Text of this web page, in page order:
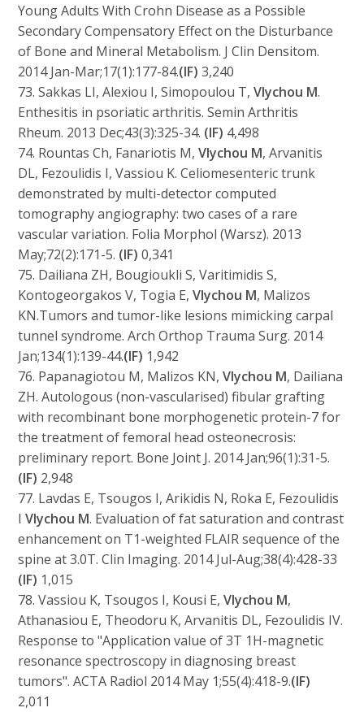
Young Adults With Crohn Disease as a Possible
Secondary Compensatory Effect on the Disturbance
of Bone and Mineral Metabolism. J Clin Densitom.
2014 Jan-Mar;17(1):177-84.(IF) 3,240
73. Sakkas LI, Alexiou I, Simopoulou T,Vlychou M.
Enthesitis in psoriatic arthritis. Semin Arthritis
Rheum. 2013 Dec;43(3):325-34. (IF) 4,498
74. Rountas Ch, Fanariotis M,Vlychou M, Arvanitis
DL, Fezoulidis I, Vassiou K. Celiomesenteric trunk
demonstrated by multi-detector computed
tomography angiography: two cases of a rare
vascular variation. Folia Morphol (Warsz). 2013
May;72(2):171-5. (IF) 0,341
75. Dailiana ZH, Bougioukli S, Varitimidis S,
Kontogeorgakos V, Togia E,Vlychou M, Malizos
KN.Tumors and tumor-like lesions mimicking carpal
tunnel syndrome. Arch Orthop Trauma Surg. 2014
Jan;134(1):139-44.(IF) 1,942
76. Papanagiotou M, Malizos KN,Vlychou M, Dailiana
ZH. Autologous (non-vascularised) fibular grafting
with recombinant bone morphogenetic protein-7 for
the treatment of femoral head osteonecrosis:
preliminary report. Bone Joint J. 2014 Jan;96(1):31-5.
(IF) 2,948
77. Lavdas E, Tsougos I, Arikidis N, Roka E, Fezoulidis
IVlychou M. Evaluation of fat saturation and contrast
enhancement on T1-weighted FLAIR sequence of the
spine at 3.0T. Clin Imaging. 2014 Jul-Aug;38(4):428-33
(IF) 1,015
78. Vassiou K, Tsougos I, Kousi E,Vlychou M,
Athanasiou E, Theodoru K, Arvanitis DL, Fezoulidis IV.
Response to "Application value of 3T 1H-magnetic
resonance spectroscopy in diagnosing breast
tumors". ACTA Radiol 2014 May 1;55(4):418-9.(IF)
2,011